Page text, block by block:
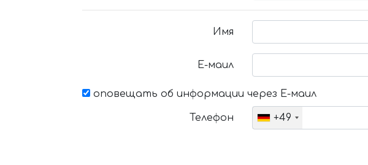
Имя
Е-маил
оповещать об информации через Е-маил
Телефон +49